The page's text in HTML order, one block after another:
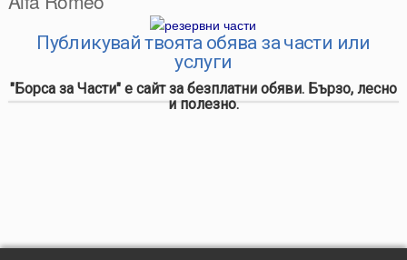
Публикувай твоята обява за части или
услуги
"Борса за Части" е сайт за безплатни обяви. Бързо, лесно
и полезно.